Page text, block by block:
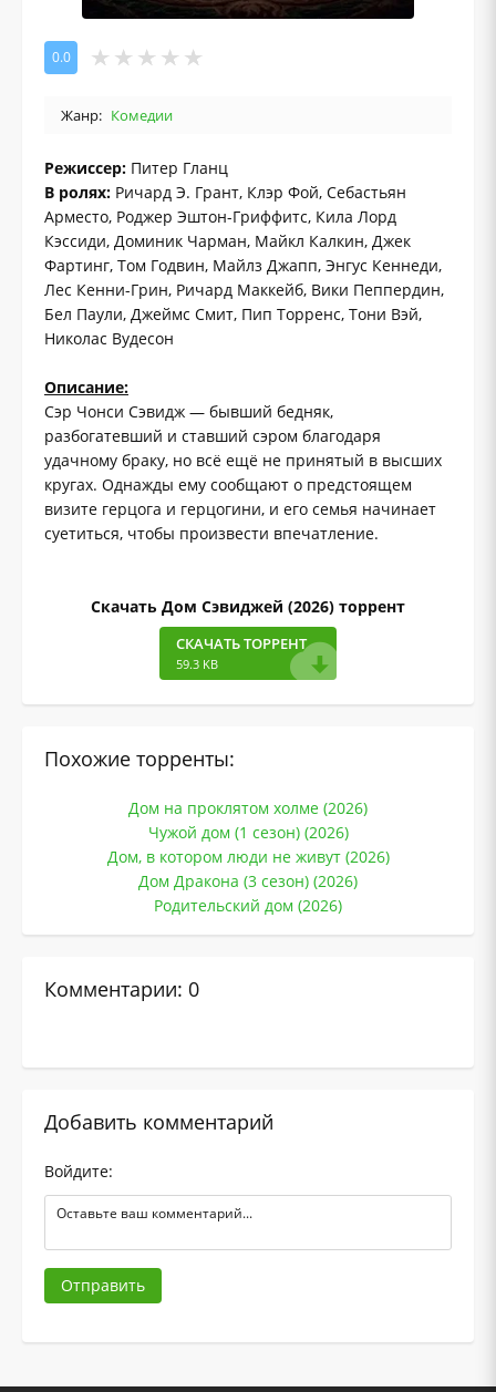
0.0
Жанр: Комедии
Режиссер: Питер Гланц
В ролях: Ричард Э. Грант, Клэр Фой, Себастьян
Арместо, Роджер Эштон-Гриффитс, Кила Лорд
Кэссиди, Доминик Чарман, Майкл Калкин, Джек
Фартинг, Том Годвин, Майлз Джапп, Энгус Кеннеди,
Лес Кенни-Грин, Ричард Маккейб, Вики Пеппердин,
Бел Паули, Джеймс Смит, Пип Торренс, Тони Вэй,
Николас Вудесон
Описание:
Сэр Чонси Сэвидж — бывший бедняк,
разбогатевший и ставший сэром благодаря
удачному браку, но всё ещё не принятый в высших
кругах. Однажды ему сообщают о предстоящем
визите герцога и герцогини, и его семья начинает
суетиться, чтобы произвести впечатление.
Скачать Дом Сэвиджей (2026) торрент
СКАЧАТЬ ТОРРЕНТ
59.3 KB
Похожие торренты:
Дом на проклятом холме (2026)
Чужой дом (1 сезон) (2026)
Дом, в котором люди не живут (2026)
Дом Дракона (3 сезон) (2026)
Родительский дом (2026)
Комментарии: 0
Добавить комментарий
Войдите:
Отправить